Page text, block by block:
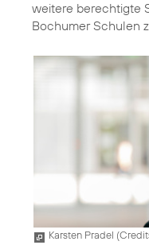
weitere berechtigte
Bochumer Schulen
Karsten Pradel (